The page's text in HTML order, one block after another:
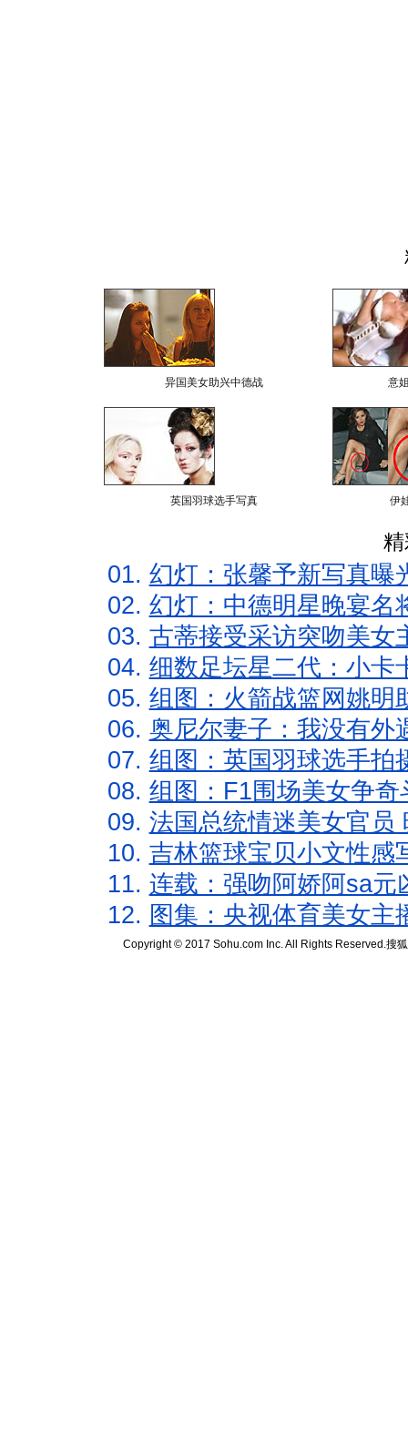
异国美女助兴中德战 意
英国羽球选手写真 伊
01. 幻灯：张馨予新写真曝
02. 幻灯：中德明星晚宴名
03. 古蒂接受采访突吻美女
04. 细数足坛星二代：小卡
05. 组图：火箭战篮网姚明
06. 奥尼尔妻子：我没有外
07. 组图：英国羽球选手拍
08. 组图：F1围场美女争
09. 法国总统情迷美女官员
10. 吉林篮球宝贝小文性感
11. 连载：强吻阿娇阿sa元
12. 图集：央视体育美女主
Copyright © 2017 Sohu.com Inc. All Rights Reserved.搜